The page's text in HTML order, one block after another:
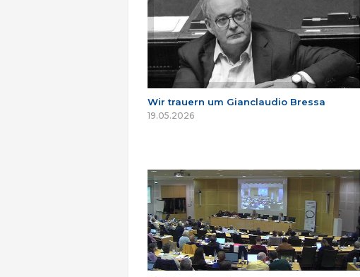
Wir trauern um Gianclaudio Bressa
19.05.2026